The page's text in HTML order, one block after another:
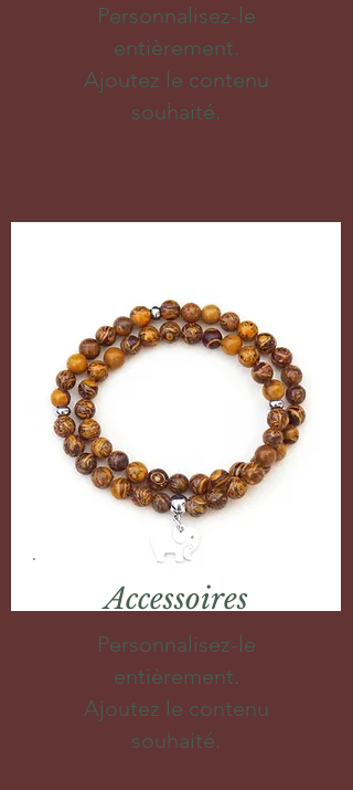
Personnalisez-le
entièrement.
Ajoutez le contenu
souhaité.
Accessoires
Personnalisez-le
entièrement.
Ajoutez le contenu
souhaité.